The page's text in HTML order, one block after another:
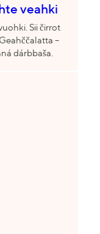
veahki
Sii čirrot
–
dárbbaša.